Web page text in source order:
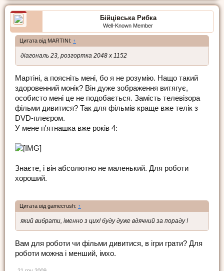
Бійцівська Рибка
Well-Known Member
Цитата від MARTINI: ↑
діагональ 23, розгортка 2048 x 1152
Мартіні, а поясніть мені, бо я не розумію. Нащо такий
здоровенний монік? Він дуже зображення витягує,
особисто мені це не подобається. Замість телевізора
фільми дивитися? Так для фільмів краще вже телік з
DVD-плеєром.
У мене п'ятнашка вже років 4:
Знаєте, і він абсолютно не маленький. Для роботи
хороший.
Цитата від gamecrush: ↑
який вибрати, іменно з цих! буду дуже вдячний за пораду !
Вам для роботи чи фільми дивитися, в ігри грати? Для
роботи можна і менший, імхо.